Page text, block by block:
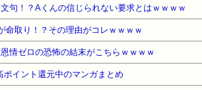
句！？Aくんの信じられない要求とはｗｗｗｗ
命取り！？その理由がコレｗｗｗｗ
情ゼロの恐怖の結末がこちらｗｗｗｗ
ポイント還元中のマンガまとめ